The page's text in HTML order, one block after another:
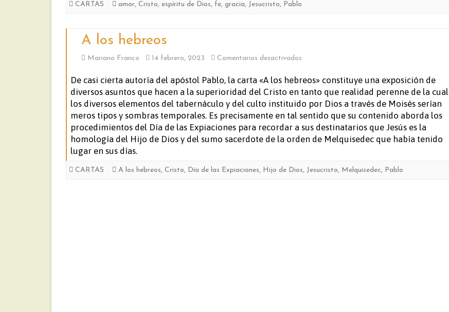
CARTAS amor, Cristo, espíritu de Dios, fe, gracia, Jesucristo, Pablo
A los hebreos
Mariano Franco 14 febrero, 2023 Comentarios desactivados
los
hebreos
De casi cierta autoría del apóstol Pablo, la carta «A los hebreos» constituye una exposición de
diversos asuntos que hacen a la superioridad del Cristo en tanto que realidad perenne de la cual
los diversos elementos del tabernáculo y del culto instituido por Dios a través de Moisés serían
meros tipos y sombras temporales. Es precisamente en tal sentido que su contenido aborda los
procedimientos del Día de las Expiaciones para recordar a sus destinatarios que Jesús es la
homología del Hijo de Dios y del sumo sacerdote de la orden de Melquisedec que había tenido
lugar en sus días.
CARTAS A los hebreos, Cristo, Día de las Expiaciones, Hijo de Dios, Jesucristo, Melquisedec, Pablo